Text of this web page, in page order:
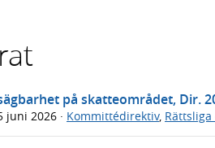
på skatteområdet, Dir.
juni 2026 · Kommittédirektiv,